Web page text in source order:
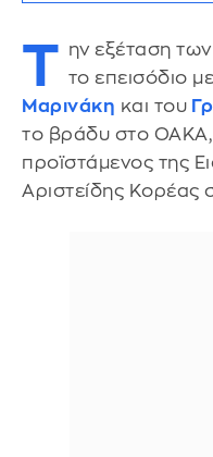
Τ ην εξέταση
το επεισόδιο
Μαρινάκη και του
το βράδυ στο ΟΑΚΑ,
προϊστάμενος της
Αριστείδης Κορέας